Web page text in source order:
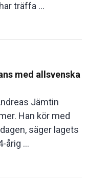
träffa ...
med allsvenska
Jämtin
Han kör med
säger lagets
årig ...